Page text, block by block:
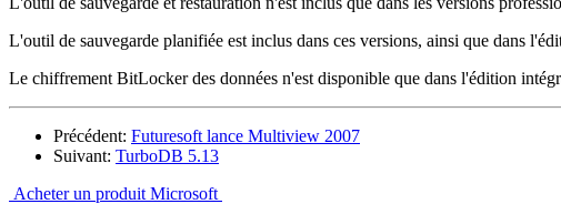
L'outil de sauvegarde planifiée est inclus dans ces versions, ainsi que dans
Le chiffrement BitLocker des données n'est disponible que dans l'édition
Précédent: Futuresoft lance Multiview 2007
Suivant: TurboDB 5.13
Acheter un produit Microsoft